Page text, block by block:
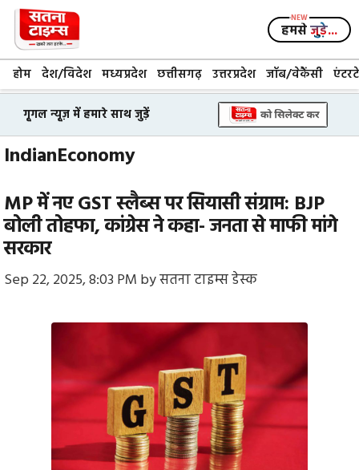
Skip
content
हमसेजुड़े...
होम देश/विदेश मध्यप्रदेश छत्तीसगढ़ उत्तरप्रदेश जॉब/वेकैंसी
गूगल न्यूज़ में हमारे साथ जुड़ें
IndianEconomy
MP में नए GST स्लैब्स पर सियासी संग्राम: BJP
बोली तोहफा, कांग्रेस ने कहा- जनता से माफी मांगे
सरकार
Sep 22, 2025, 8:03 PM byसतना टाइम्स डेस्क